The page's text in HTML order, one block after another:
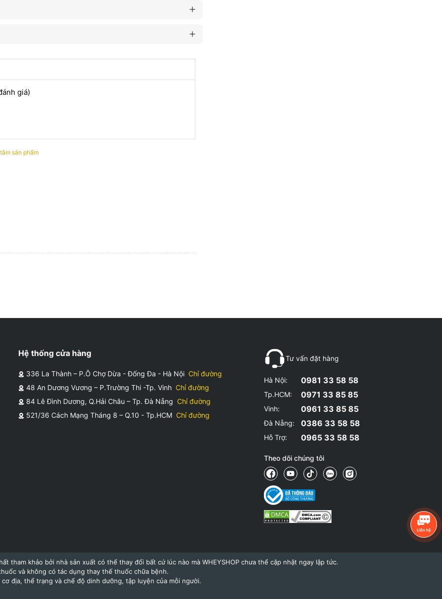
không đảm bảo an toàn khi sử dụng, bạn có thể tham
WheyShop cam kết là địa chỉ chính hãng cung cấp các sản
giá)
sản phẩm
Hệ thống cửa hàng
336 La Thành – P.Ô Chợ Dừa - Đống Đa - Hà Nội Chỉ đường
48 An Dương Vương – P.Trường Thi -Tp. Vinh Chỉ đường
84 Lê Đình Dương, Q.Hải Châu – Tp. Đà Nẵng Chỉ đường
521/36 Cách Mạng Tháng 8 – Q.10 - Tp.HCM Chỉ đường
Tư vấn đặt hàng
Hà Nội: 0981 33 58 58
Tp.HCM: 0971 33 85 85
Vinh: 0961 33 85 85
Đà Nẵng: 0386 33 58 58
Hỗ Trợ: 0965 33 58 58
Theo dõi chúng tôi
tham khảo bởi nhà sản xuất có thể thay đổi bất cứ lúc nào mà WHEYSHOP chưa thể cập nhật ngay lập tức.
và không có tác dụng thay thế thuốc chữa bệnh.
địa, thể trạng và chế độ dinh dưỡng, tập luyện của mỗi người.